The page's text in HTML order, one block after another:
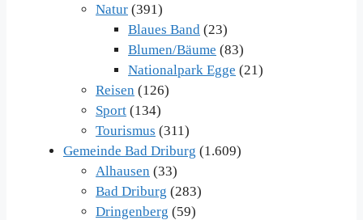
Natur (391)
Blaues Band (23)
Blumen/Bäume (83)
Nationalpark Egge (21)
Reisen (126)
Sport (134)
Tourismus (311)
Gemeinde Bad Driburg (1.609)
Alhausen (33)
Bad Driburg (283)
Dringenberg (59)